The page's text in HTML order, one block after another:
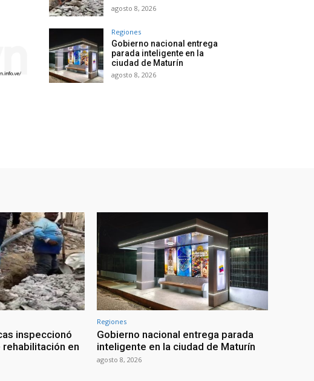
agosto 8, 2026
Regiones
Gobierno nacional entrega
parada inteligente en la
ciudad de Maturín
agosto 8, 2026
inspeccionó
en
Regiones
Gobierno nacional entrega parada
inteligente en la ciudad de Maturín
agosto 8, 2026